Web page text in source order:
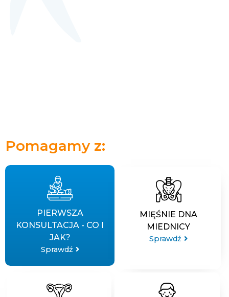
Pomagamy z:
PIERWSZA
KONSULTACJA - CO I
JAK?
Sprawdź
MIĘŚNIE DNA
MIEDNICY
Sprawdź